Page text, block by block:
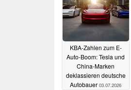
KBA-Zahlen zum E-
Auto-Boom: Tesla und
China-Marken
deklassieren deutsche
Autobauer 03.07.2026